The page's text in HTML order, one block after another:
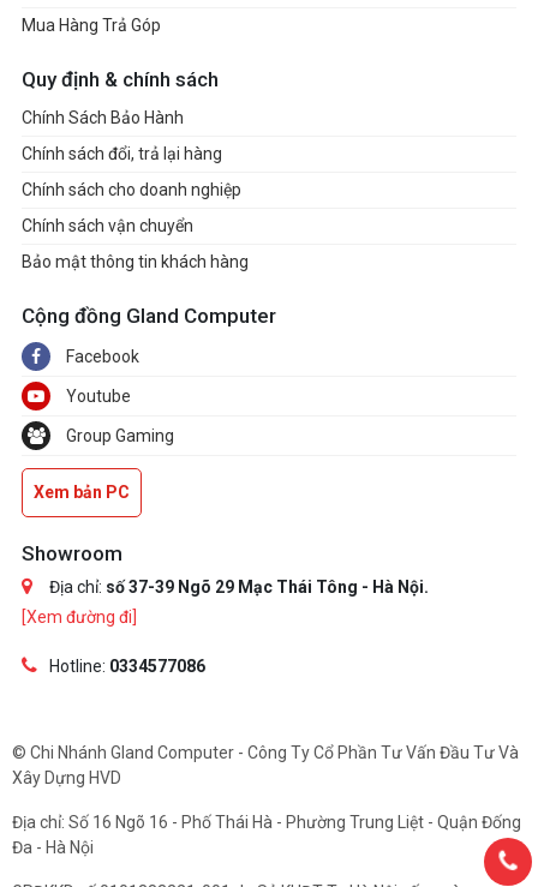
Mua Hàng Trả Góp
Quy định & chính sách
Chính Sách Bảo Hành
Chính sách đổi, trả lại hàng
Chính sách cho doanh nghiệp
Chính sách vận chuyển
Bảo mật thông tin khách hàng
Cộng đồng Gland Computer
Facebook
Youtube
Group Gaming
Xem bản PC
Showroom
Địa chỉ: số 37-39 Ngõ 29 Mạc Thái Tông - Hà Nội.
[Xem đường đi]
Hotline: 0334577086
© Chi Nhánh Gland Computer - Công Ty Cổ Phần Tư Vấn Đầu Tư Và
Xây Dựng HVD
Địa chỉ: Số 16 Ngõ 16 - Phố Thái Hà - Phường Trung Liệt - Quận Đống
Đa - Hà Nội